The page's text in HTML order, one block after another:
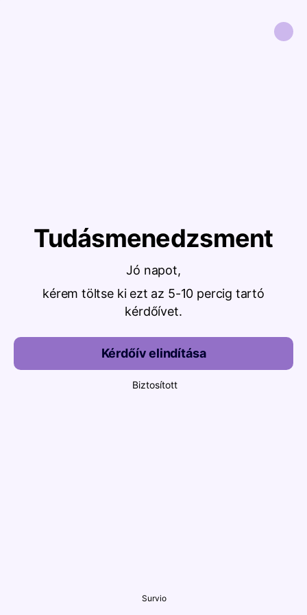
Tudásmenedzsment
Jó napot,
kérem töltse ki ezt az 5-10 percig tartó
kérdőívet.
Kérdőív elindítása
Biztosított
Survio